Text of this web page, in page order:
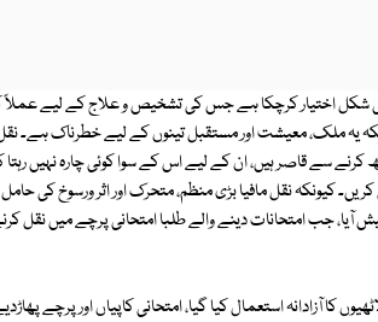
اختیار کرچکا ہے جس کی تشخیص و علاج کے لیے عملاً
یہ ملک، معیشت اور مستقبل تینوں کے لیے خطرناک ہے۔
کرنے سے قاصر ہیں، ان کے لیے اس کے سوا کوئی چارہ نہیں
کیونکہ نقل مافیا بڑی منظم، متحرک اور اثر ورسوخ کی
آیا، جب امتحانات دینے والے طلبا امتحانی پرچے میں نقل
کا آزادانہ استعمال کیا گیا، امتحانی کاپیاں اور پرچے